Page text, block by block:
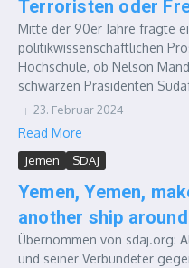
Terroristen oder
Mitte der 90er Jahre fragte
politikwissenschaftlichen
Hochschule, ob Nelson
schwarzen Präsidenten
23. Februar 2024
Read More
Jemen SDAJ
Yemen, Yemen,
another ship
Übernommen von sdaj.org:
und seiner Verbündeter